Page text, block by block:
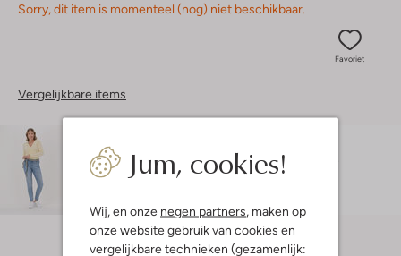
Jum, cookies!
Wij, en onze negen partners , maken op
onze website gebruik van cookies en
vergelijkbare technieken (gezamenlijk:
Sorry, dit item is momenteel (nog) niet beschikbaar.
Favoriet
Vergelijkbare items
Esmay is 1 meter 75 lang en draagt maat S.
pasvorm is
losvallend